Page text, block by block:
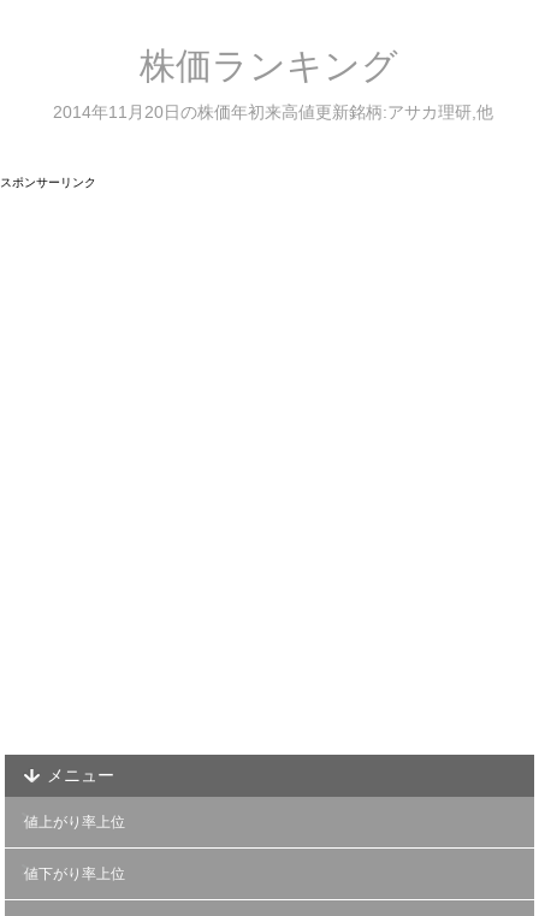
株価ランキング
2014年11月20日の株価年初来高値更新銘柄:アサカ理研,他
スポンサーリンク
メニュー
値上がり率上位
値下がり率上位